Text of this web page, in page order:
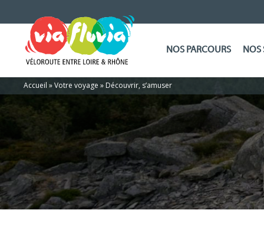
NOS PARCOURS NOS
Accueil »Votre voyage » Découvrir, s’amuser